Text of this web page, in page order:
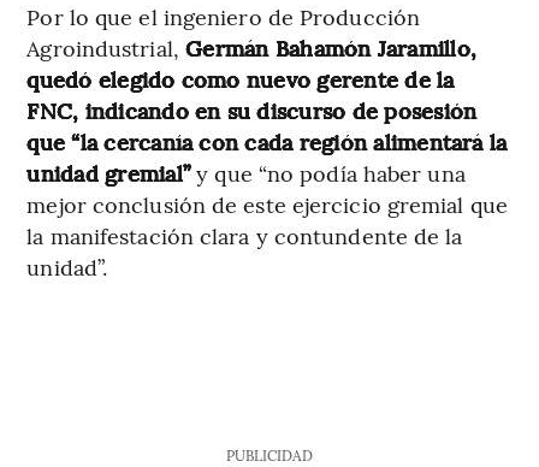
Por lo que el ingeniero de Producción
Agroindustrial, Germán Bahamón Jaramillo,
quedó elegido como nuevo gerente de la
FNC, indicando en su discurso de posesión
que “la cercanía con cada región alimentará la
unidad gremial”y que “no podía haber una
mejor conclusión de este ejercicio gremial que
la manifestación clara y contundente de la
unidad”.
PUBLICIDAD